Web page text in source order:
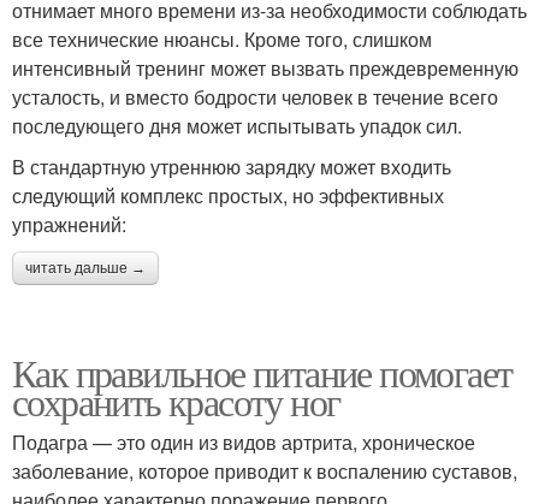
отнимает много времени из-за необходимости соблюдать
все технические нюансы. Кроме того, слишком
интенсивный тренинг может вызвать преждевременную
усталость, и вместо бодрости человек в течение всего
последующего дня может испытывать упадок сил.
В стандартную утреннюю зарядку может входить
следующий комплекс простых, но эффективных
упражнений:
читать дальше →
Как правильное питание помогает
сохранить красоту ног
Подагра — это один из видов артрита, хроническое
заболевание, которое приводит к воспалению суставов,